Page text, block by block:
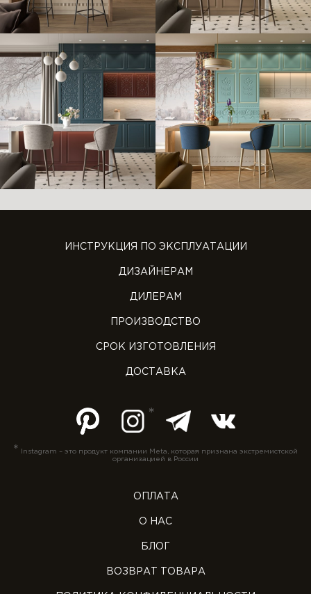
ИНСТРУКЦИЯ ПО ЭКСПЛУАТАЦИИ
ДИЗАЙНЕРАМ
ДИЛЕРАМ
ПРОИЗВОДСТВО
СРОК ИЗГОТОВЛЕНИЯ
ДОСТАВКА
*
Instagram – это продукт компании Meta, которая признана экстремистской
организацией в России
ОПЛАТА
О НАС
БЛОГ
ВОЗВРАТ ТОВАРА